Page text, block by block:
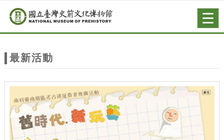
站
主
題
跳到主要內容
網站導覽
最新活動